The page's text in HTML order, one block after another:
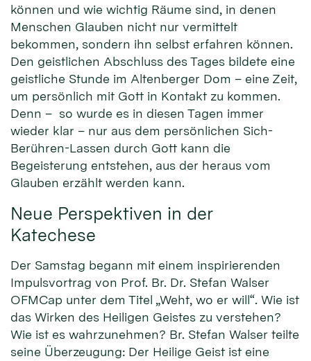
können und wie wichtig Räume sind, in denen
Menschen Glauben nicht nur vermittelt
bekommen, sondern ihn selbst erfahren können.
Den geistlichen Abschluss des Tages bildete eine
geistliche Stunde im Altenberger Dom – eine Zeit,
um persönlich mit Gott in Kontakt zu kommen.
Denn – so wurde es in diesen Tagen immer
wieder klar – nur aus dem persönlichen Sich-
Berühren-Lassen durch Gott kann die
Begeisterung entstehen, aus der heraus vom
Glauben erzählt werden kann.
Neue Perspektiven in der
Katechese
Der Samstag begann mit einem inspirierenden
Impulsvortrag von Prof. Br. Dr. Stefan Walser
OFMCap unter dem Titel „Weht, wo er will“. Wie ist
das Wirken des Heiligen Geistes zu verstehen?
Wie ist es wahrzunehmen? Br. Stefan Walser teilte
seine Überzeugung: Der Heilige Geist ist eine